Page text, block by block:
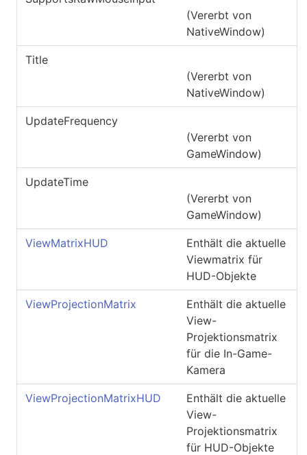
(Vererbt von
NativeWindow)
Title
(Vererbt von
NativeWindow)
UpdateFrequency
(Vererbt von
GameWindow)
UpdateTime
(Vererbt von
GameWindow)
ViewMatrixHUD
Enthält die aktuelle
Viewmatrix für
HUD-Objekte
ViewProjectionMatrix
Enthält die aktuelle
View-
Projektionsmatrix
für die In-Game-
Kamera
ViewProjectionMatrixHUD
Enthält die aktuelle
View-
Projektionsmatrix
für HUD-Objekte